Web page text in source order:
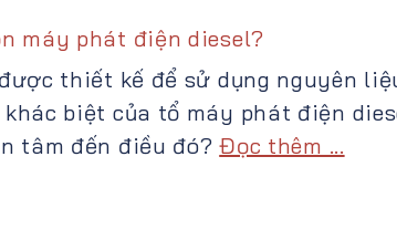
máy phát điện diesel?
thiết kế để sử dụng nguyên
biệt của tổ máy phát điện
tâm đến điều đó?Đọc thêm ...